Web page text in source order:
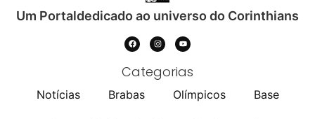
Um Portaldedicado ao universo do Corinthians
Categorias
Notícias Brabas Olímpicos Base